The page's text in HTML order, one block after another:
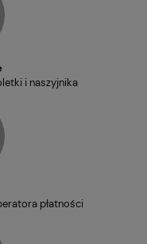
i naszyjnika
płatności